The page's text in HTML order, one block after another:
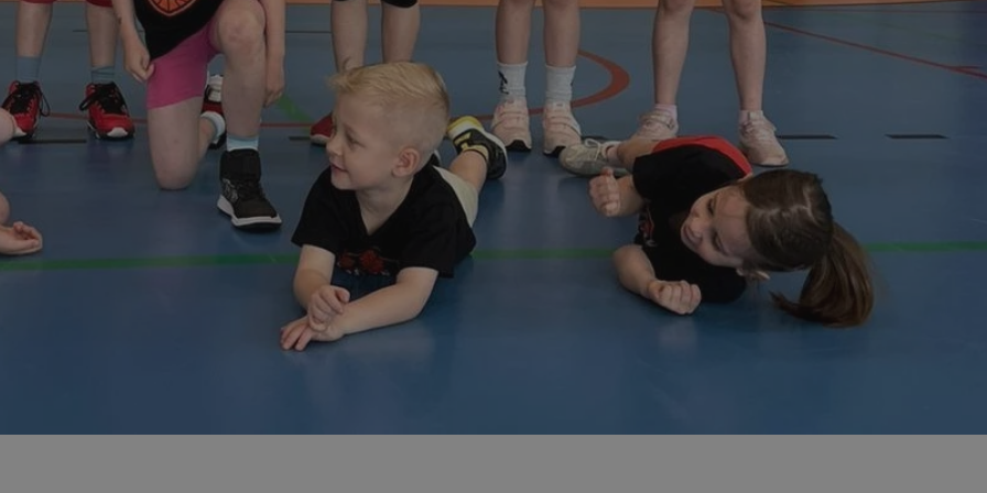
swiony.pl 1 rok
1 rok
swiony.pl 1 rok
Ten plik cookie przechowuje identyfikator sesji.
CookieScript
swiony.pl
4 tygodnie 2 dni
Ten plik cookie jest używany przez usługę Cookie-
Script.com do zapamiętywania preferencji dotyczących
zgody użytkownika na pliki cookie. Jest to konieczne,
aby baner cookie Cookie-Script.com działał poprawnie.
5 miesięcy 4
tygodnie
Ten plik cookie przechowuje informacje o zgodzie
użytkownika oraz jego preferencjach dotyczących
prywatności podczas korzystania z witryny. Rejestruje
wybory dotyczące polityki prywatności i ustawień
zgody, zapewniając ich przestrzeganie w kolejnych
wizytach. Dzięki temu użytkownik nie musi ponownie
konfigurować swoich preferencji, co zwiększa wygodę i
zgodność z regulacjami ochrony danych.
OpenX
1 rok
Powiązany z platformą reklamową banerów OpenX dla